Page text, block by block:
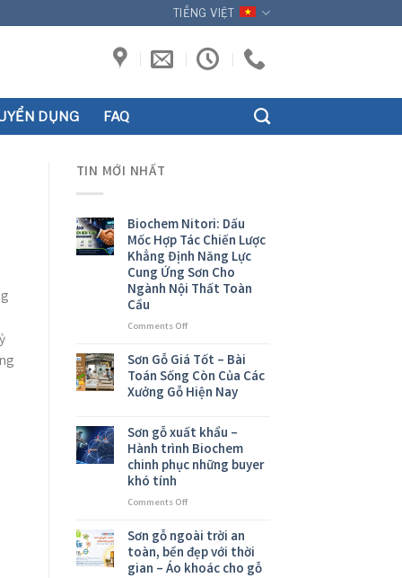
TIẾNG VIỆT
DỤNG FAQ
TIN MỚI NHẤT
Biochem Nitori: Dấu
Mốc Hợp Tác Chiến Lược
Khẳng Định Năng Lực
Cung Ứng Sơn Cho
Ngành Nội Thất Toàn
Cầu
Comments Offon
Nitori:
Dấu
Mốc
Hợp
Chiến
Lược
Khẳng
Định
Lực
Sơn
Cho
Ngành
Sơn Gỗ Giá Tốt – Bài
Toán Sống Còn Của Các
Xưởng Gỗ Hiện Nay
Sơn gỗ xuất khẩu –
Hành trình Biochem
chinh phục những buyer
khó tính
Comments Offon
gỗ
xuất
khẩu
–
Sơn gỗ ngoài trời an
toàn, bền đẹp với thời
gian – Áo khoác cho gỗ